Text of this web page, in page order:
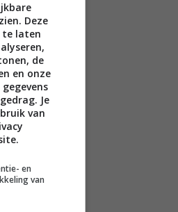
Deze
te laten
de
en onze
Je
van
en
van